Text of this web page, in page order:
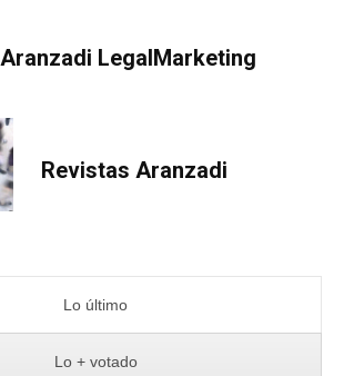
Aranzadi LegalMarketing
Revistas Aranzadi
Lo último
Lo + votado